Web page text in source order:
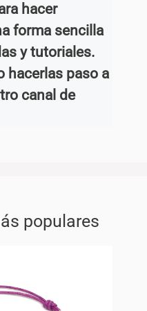
hacer
forma sencilla
y tutoriales.
hacerlas paso a
canal de
populares